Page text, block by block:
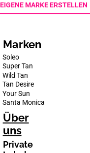
MARKE ERSTELLEN
Marken
Soleo
Super Tan
Wild Tan
Tan Desire
Santa Monica
Your Sun
Über
uns
Private